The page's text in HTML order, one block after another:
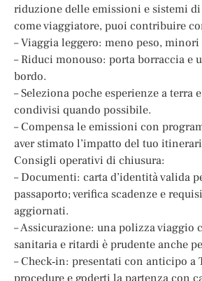
riduzione delle emissioni e sistemi
come viaggiatore, puoi contribuire
– Viaggia leggero: meno peso,
– Riduci monouso: porta borraccia e
bordo.
– Seleziona poche esperienze a terra
condivisi quando possibile.
– Compensa le emissioni con
aver stimato l’impatto del tuo
Consigli operativi di chiusura:
– Documenti: carta d’identità valida
passaporto; verifica scadenze e
aggiornati.
– Assicurazione: una polizza viaggio
sanitaria e ritardi è prudente anche
– Check‑in: presentati con anticipo a
procedure e goderti la partenza con